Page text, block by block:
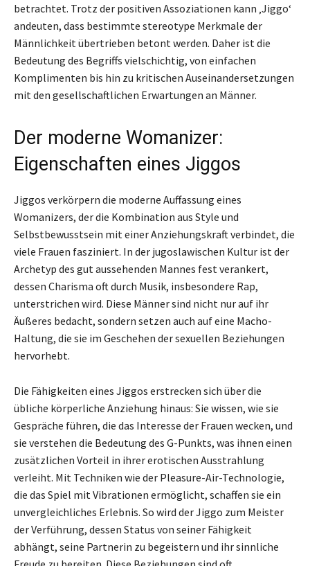
betrachtet. Trotz der positiven Assoziationen kann ‚Jiggo‘
andeuten, dass bestimmte stereotype Merkmale der
Männlichkeit übertrieben betont werden. Daher ist die
Bedeutung des Begriffs vielschichtig, von einfachen
Komplimenten bis hin zu kritischen Auseinandersetzungen
mit den gesellschaftlichen Erwartungen an Männer.
Der moderne Womanizer:
Eigenschaften eines Jiggos
Jiggos verkörpern die moderne Auffassung eines
Womanizers, der die Kombination aus Style und
Selbstbewusstsein mit einer Anziehungskraft verbindet, die
viele Frauen fasziniert. In der jugoslawischen Kultur ist der
Archetyp des gut aussehenden Mannes fest verankert,
dessen Charisma oft durch Musik, insbesondere Rap,
unterstrichen wird. Diese Männer sind nicht nur auf ihr
Äußeres bedacht, sondern setzen auch auf eine Macho-
Haltung, die sie im Geschehen der sexuellen Beziehungen
hervorhebt.
Die Fähigkeiten eines Jiggos erstrecken sich über die
übliche körperliche Anziehung hinaus: Sie wissen, wie sie
Gespräche führen, die das Interesse der Frauen wecken, und
sie verstehen die Bedeutung des G-Punkts, was ihnen einen
zusätzlichen Vorteil in ihrer erotischen Ausstrahlung
verleiht. Mit Techniken wie der Pleasure-Air-Technologie,
die das Spiel mit Vibrationen ermöglicht, schaffen sie ein
unvergleichliches Erlebnis. So wird der Jiggo zum Meister
der Verführung, dessen Status von seiner Fähigkeit
abhängt, seine Partnerin zu begeistern und ihr sinnliche